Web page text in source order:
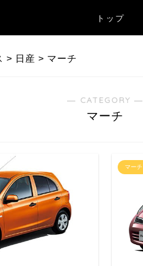
トップ
> 日産 > マーチ
― CATEGORY ―
マーチ
マーチ